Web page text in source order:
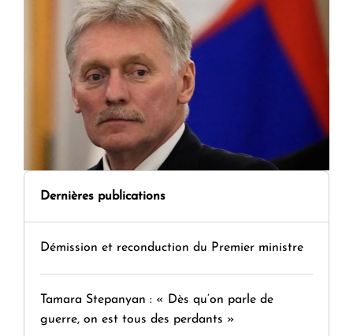
Dernières publications
Démission et reconduction du Premier ministre
Tamara Stepanyan : « Dès qu’on parle de
guerre, on est tous des perdants »